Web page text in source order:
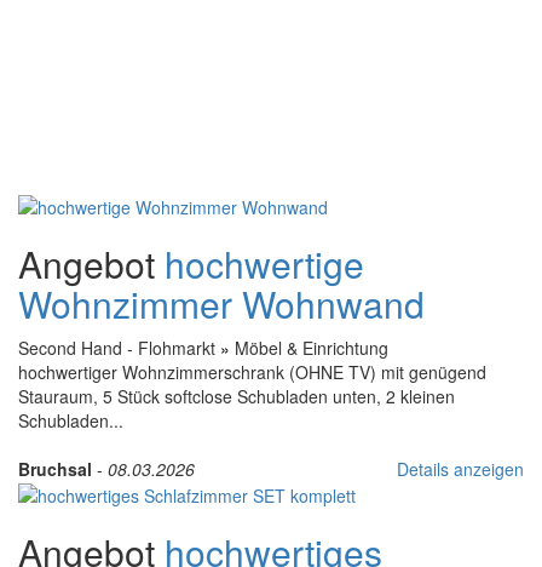
Angebot hochwertige
Wohnzimmer Wohnwand
Second Hand - Flohmarkt » Möbel & Einrichtung
hochwertiger Wohnzimmerschrank (OHNE TV) mit genügend
Stauraum, 5 Stück softclose Schubladen unten, 2 kleinen
Schubladen...
Bruchsal - 08.03.2026 Details anzeigen
Angebot hochwertiges